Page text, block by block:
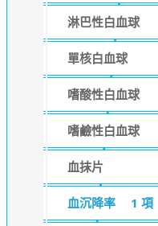
淋巴性白血球
單核白血球
嗜酸性白血球
嗜鹼性白血球
血抹片
血沉降率 1 項